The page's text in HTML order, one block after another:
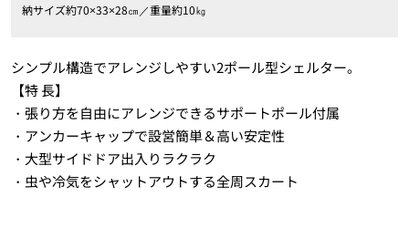
納サイズ約70×33×28㎝／重量約10㎏
シンプル構造でアレンジしやすい2ポール型シェルター。
【特 長】
・張り方を自由にアレンジできるサポートポール付属
・アンカーキャップで設営簡単＆高い安定性
・大型サイドドア出入りラクラク
・虫や冷気をシャットアウトする全周スカート